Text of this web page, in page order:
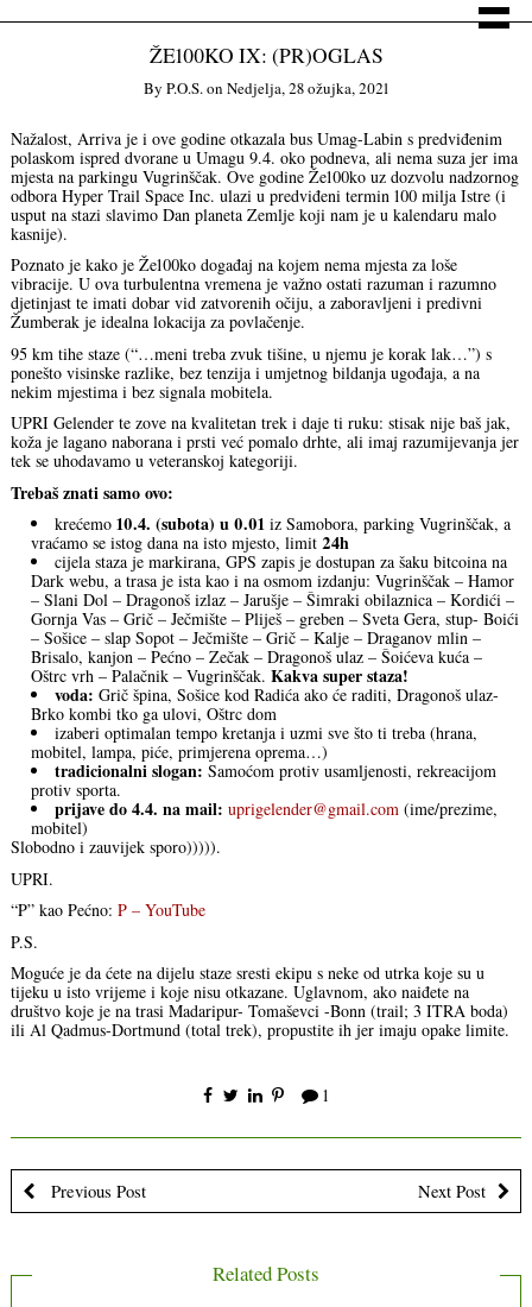
ŽE100KO IX: (PR)OGLAS
By P.o.s.on Nedjelja, 28 ožujka, 2021
Nažalost, Arriva je i ove godine otkazala bus Umag-Labin s predviđenim
polaskom ispred dvorane u Umagu 9.4. oko podneva, ali nema suza jer ima
mjesta na parkingu Vugrinščak. Ove godine Že100ko uz dozvolu nadzornog
odbora Hyper Trail Space Inc. ulazi u predviđeni termin 100 milja Istre (i
usput na stazi slavimo Dan planeta Zemlje koji nam je u kalendaru malo
kasnije).
Poznato je kako je Že100ko događaj na kojem nema mjesta za loše
vibracije. U ova turbulentna vremena je važno ostati razuman i razumno
djetinjast te imati dobar vid zatvorenih očiju, a zaboravljeni i predivni
Žumberak je idealna lokacija za povlačenje.
95 km tihe staze (“…meni treba zvuk tišine, u njemu je korak lak…”) s
ponešto visinske razlike, bez tenzija i umjetnog bildanja ugođaja, a na
nekim mjestima i bez signala mobitela.
UPRI Gelender te zove na kvalitetan trek i daje ti ruku: stisak nije baš jak,
koža je lagano naborana i prsti već pomalo drhte, ali imaj razumijevanja jer
tek se uhodavamo u veteranskoj kategoriji.
Trebaš znati samo ovo:
krećemo10.4. (subota) u 0.01 iz Samobora, parking Vugrinščak, a
vraćamo se istog dana na isto mjesto, limit24h
cijela staza je markirana, GPS zapis je dostupan za šaku bitcoina na
Dark webu, a trasa je ista kao i na osmom izdanju: Vugrinščak – Hamor
– Slani Dol – Dragonoš izlaz – Jarušje – Šimraki obilaznica – Kordići –
Gornja Vas – Grič – Ječmište – Pliješ – greben – Sveta Gera, stup- Boići
– Sošice – slap Sopot – Ječmište – Grič – Kalje – Draganov mlin –
Brisalo, kanjon – Pećno – Zečak – Dragonoš ulaz – Šoićeva kuća –
Oštrc vrh – Palačnik – Vugrinščak.Kakva super staza!
voda: Grič špina, Sošice kod Radića ako će raditi, Dragonoš ulaz-
Brko kombi tko ga ulovi, Oštrc dom
izaberi optimalan tempo kretanja i uzmi sve što ti treba (hrana,
mobitel, lampa, piće, primjerena oprema…)
tradicionalni slogan: Samoćom protiv usamljenosti, rekreacijom
protiv sporta.
prijave do 4.4. na mail: uprigelender@gmail.com (ime/prezime,
mobitel)
Slobodno i zauvijek sporo))))).
UPRI.
“P” kao Pećno: P – YouTube
P.S.
Moguće je da ćete na dijelu staze sresti ekipu s neke od utrka koje su u
tijeku u isto vrijeme i koje nisu otkazane. Uglavnom, ako naiđete na
društvo koje je na trasi Madaripur- Tomaševci -Bonn (trail; 3 ITRA boda)
ili Al Qadmus-Dortmund (total trek), propustite ih jer imaju opake limite.
1
Previous Post Next Post
Related Posts